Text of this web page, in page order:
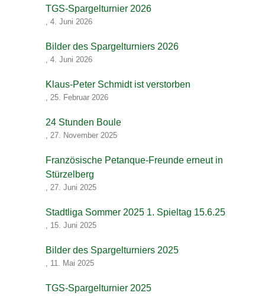
TGS-Spargelturnier 2026
, 4. Juni 2026
Bilder des Spargelturniers 2026
, 4. Juni 2026
Klaus-Peter Schmidt ist verstorben
, 25. Februar 2026
24 Stunden Boule
, 27. November 2025
Französische Petanque-Freunde erneut in
Stürzelberg
, 27. Juni 2025
Stadtliga Sommer 2025 1. Spieltag 15.6.25
, 15. Juni 2025
Bilder des Spargelturniers 2025
, 11. Mai 2025
TGS-Spargelturnier 2025